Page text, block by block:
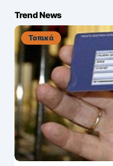
Trend News
Τοπικά